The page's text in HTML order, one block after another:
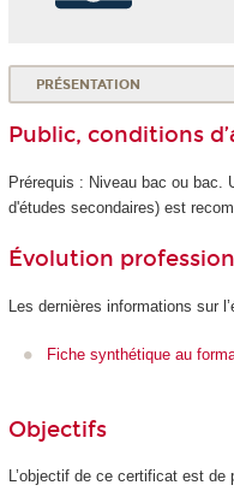
PRÉSENTATION
Public, conditions
Prérequis : Niveau bac ou bac.
d'études secondaires) est
Évolution
Les dernières informations sur
Fiche synthétique au
Objectifs
L’objectif de ce certificat est de